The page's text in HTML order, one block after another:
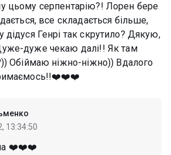
цьому серпентарію?! Лорен бере
все складається більше,
дідуся Генрі так скрутило? Дякую,
дуже чекаю далі!! Як там
Обіймаю ніжно-ніжно)) Вдалого
13:34:50
❤️❤️❤️